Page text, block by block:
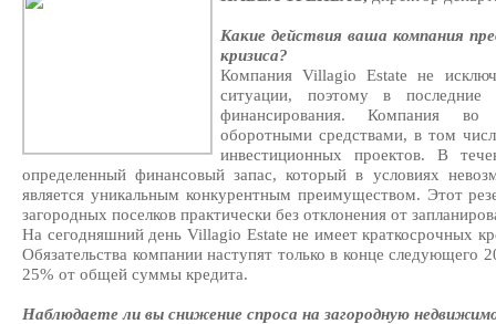
Какие действия ваша компания
кризиса?
Компания Villagio Estate не
ситуации, поэтому в последние
финансирования. Компания во
оборотными средствами, в том
инвестиционных проектов. В
определенный финансовый запас, который в условиях
является уникальным конкурентным преимуществом. Этот
загородных поселков практически без отклонения от
На сегодняшний день Villagio Estate не имеет краткосрочных
Обязательства компании наступят только в конце следующего
25% от общей суммы кредита.
Наблюдаете ли вы снижение спроса на загородную